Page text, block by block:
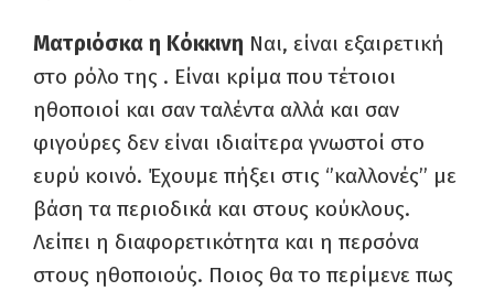
Ματριόσκα η Κόκκινη Ναι, είναι εξαιρετική
στο ρόλο της . Είναι κρίμα που τέτοιοι
ηθοποιοί και σαν ταλέντα αλλά και σαν
φιγούρες δεν είναι ιδιαίτερα γνωστοί στο
ευρύ κοινό. Έχουμε πήξει στις ‘’καλλονές’’ με
βάση τα περιοδικά και στους κούκλους.
Λείπει η διαφορετικότητα και η περσόνα
στους ηθοποιούς. Ποιος θα το περίμενε πως